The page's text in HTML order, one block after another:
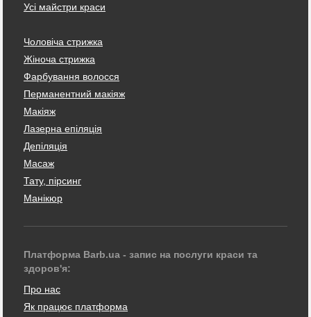
Усі майстри краси
Чоловіча стрижка
Жіноча стрижка
Фарбування волосся
Перманентний макіяж
Макіяж
Лазерна епіляція
Депіляція
Масаж
Тату, пірсинг
Манікюр
Платформа Barb.ua - запис на послуги краси та
здоров'я:
Про нас
Як працює платформа